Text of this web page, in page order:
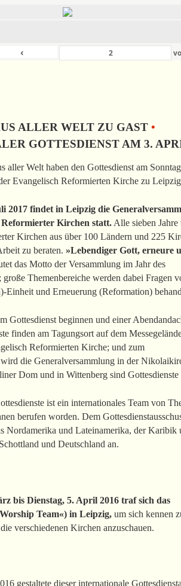
‹
ALLER WELT ZU GAST •
GOTTESDIENST AM 3.
aller Welt haben den Gottesdienst am
Evangelisch Reformierten Kirche zu Leipzig
2017 findet in Leipzig die
Kirchen statt. Alle sieben Jahre
Kirchen aus über 100 Ländern und 225
zu beraten. »Lebendiger Gott, erneure
das Motto der Versammlung im Jahr des
Themenbereiche werden dabei Fragen
Einheit und Erneuerung (Reformation)
Gottesdienst beginnen und einer
finden am Tagungsort auf dem
Reformierten Kirche; und zum
die Generalversammlung in der
Dom und in Wittenberg sind Gottesdienste
ist ein internationales Team von
berufen worden. Dem
Nordamerika und Lateinamerika, der Karibik
und Deutschland an.
bis Dienstag, 5. April 2016 traf sich das
Team«) in Leipzig, um sich kennen
verschiedenen Kirchen anzuschauen.
gestaltete dieser internationale